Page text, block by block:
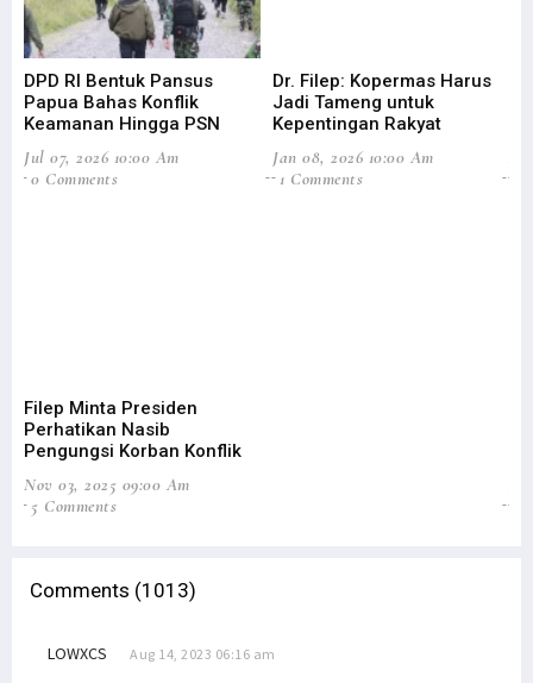
DPD RI Bentuk Pansus
Papua Bahas Konflik
Keamanan Hingga PSN
Jul 07, 2026 10:00 Am
0 Comments
Dr. Filep: Kopermas Harus
Jadi Tameng untuk
Kepentingan Rakyat
Jan 08, 2026 10:00 Am
1 Comments
Filep Minta Presiden
Perhatikan Nasib
Pengungsi Korban Konflik
Nov 03, 2025 09:00 Am
5 Comments
Comments (1013)
LOWXCS Aug 14, 2023 06:16 am